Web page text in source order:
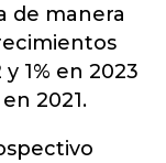
de manera
1% en 2023
2021.